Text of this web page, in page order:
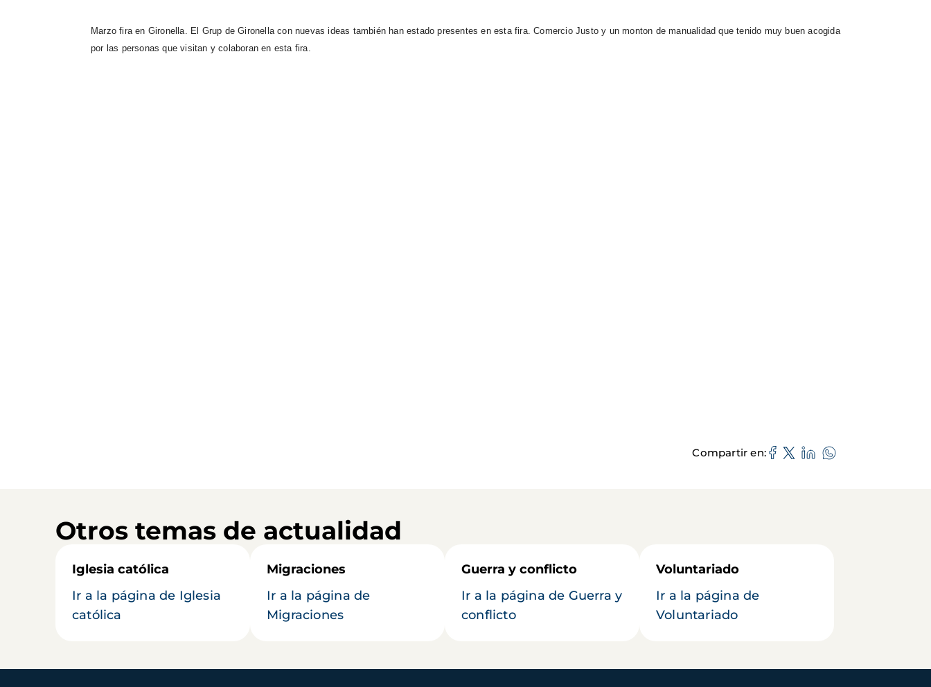
Marzo fira en Gironella. El Grup de Gironella con nuevas ideas también han estado presentes en esta fira. Comercio Justo y un monton de manualidad que tenido muy buen acogida
por las personas que visitan y colaboran en esta fira.
Compartir en
Otros temas de actualidad
Iglesia católica
Ir a la página de Iglesia
católica
Migraciones
Ir a la página de
Migraciones
Guerra y conflicto
Ir a la página de Guerra y
conflicto
Voluntariado
Ir a la página de
Voluntariado